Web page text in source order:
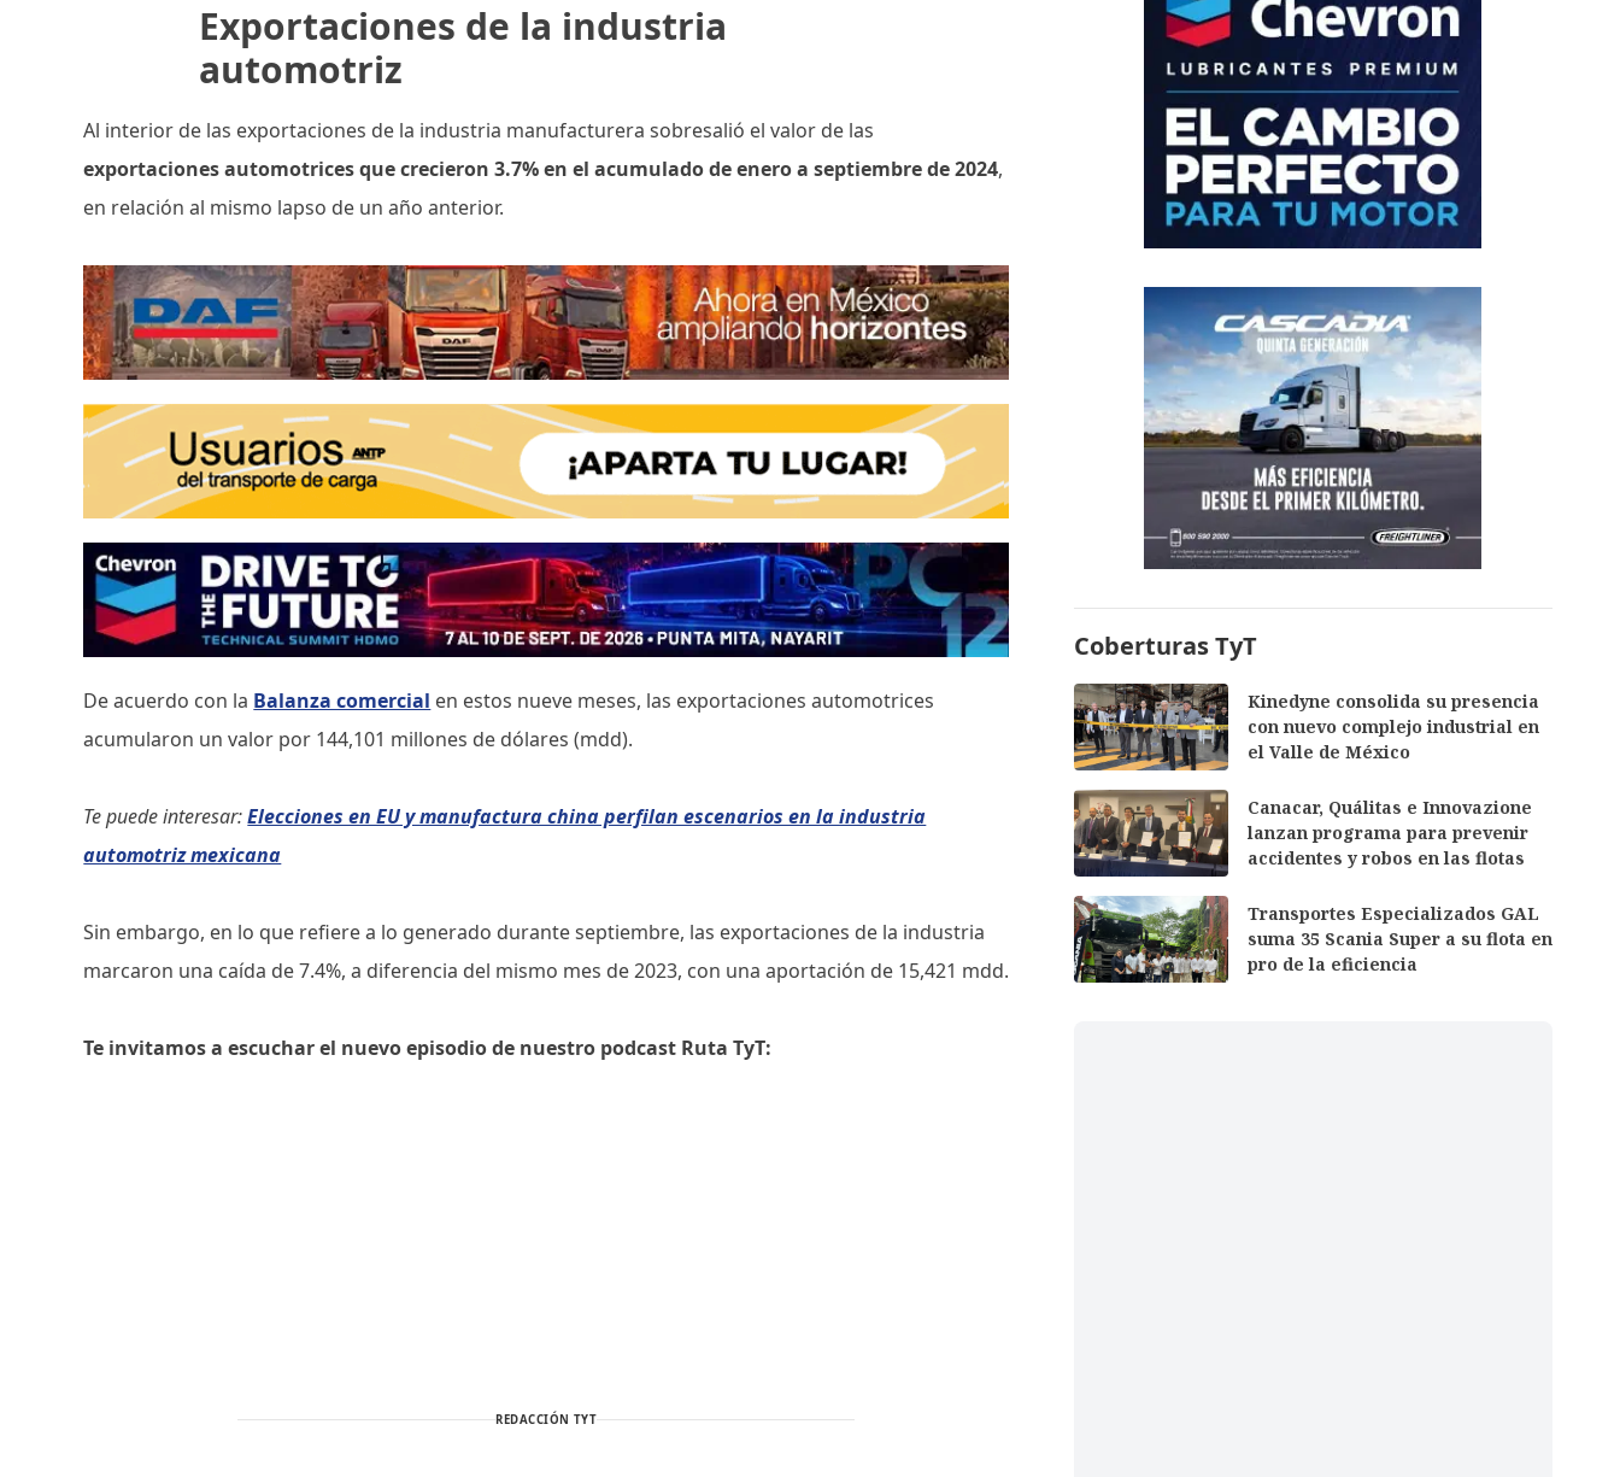
Exportaciones de la industria
automotriz
Al interior de las exportaciones de la industria manufacturera sobresalió el valor de las
exportaciones automotrices que crecieron 3.7% en el acumulado de enero a septiembre de 2024,
en relación al mismo lapso de un año anterior.
De acuerdo con la Balanza comercial en estos nueve meses, las exportaciones automotrices
acumularon un valor por 144,101 millones de dólares (mdd).
Te puede interesar:Elecciones en EU y manufactura china perfilan escenarios en la industria
automotriz mexicana
Sin embargo, en lo que refiere a lo generado durante septiembre, las exportaciones de la industria
marcaron una caída de 7.4%, a diferencia del mismo mes de 2023, con una aportación de 15,421 mdd.
Te invitamos a escuchar el nuevo episodio de nuestro podcast Ruta TyT:
REDACCIÓN TYT
Coberturas TyT
Kinedyne consolida su presencia
con nuevo complejo industrial en
el Valle de México
Canacar, Quálitas e Innovazione
lanzan programa para prevenir
accidentes y robos en las flotas
Transportes Especializados GAL
suma 35 Scania Super a su flota en
pro de la eficiencia